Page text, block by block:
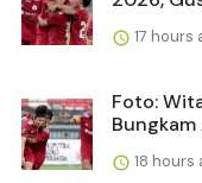
17 hours
Foto:
Bungkam
18 hours